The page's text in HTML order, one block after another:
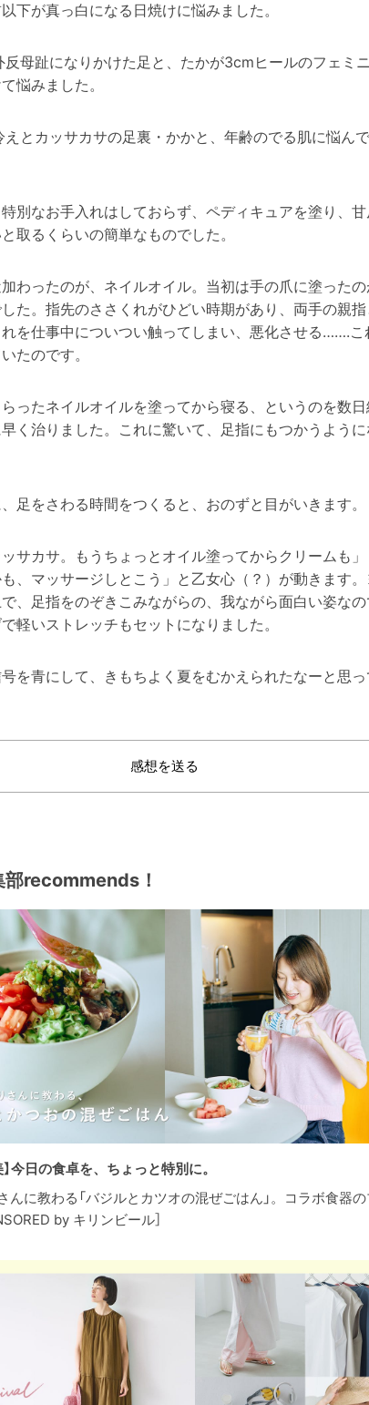
下が真っ白になる日焼けに悩みました。
反母趾になりかけた足と、たかが3cmヒールのフェミ
悩みました。
とカッサカサの足裏・かかと、年齢のでる肌に悩ん
別なお手入れはしておらず、ペディキュアを塗り、
取るくらいの簡単なものでした。
わったのが、ネイルオイル。当初は手の爪に塗った
た。指先のささくれがひどい時期があり、両手の親
を仕事中についつい触ってしまい、悪化させる…….こ
たのです。
ったネイルオイルを塗ってから寝る、というのを数
く治りました。これに驚いて、足指にもつかうよう
足をさわる時間をつくると、おのずと目がいきます。
ッサカサ。もうちょっとオイル塗ってからクリームも
も、マッサージしとこう」と乙女心（？）が動きます
、足指をのぞきこみながらの、我ながら面白い姿な
軽いストレッチもセットになりました。
を青にして、きもちよく夏をむかえられたなーと思
感想を送る
部recommends！
】今日の食卓を、ちょっと特別に。
んに教わる「バジルとカツオの混ぜごはん」。コラボ食器
by キリンビール］